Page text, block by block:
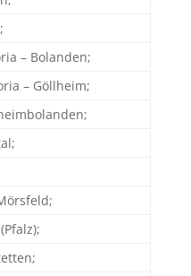
– Bolanden;
– Göllheim;